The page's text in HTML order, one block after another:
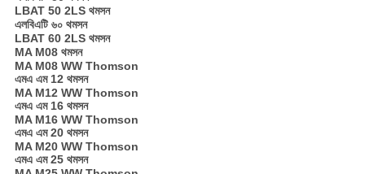
LBAT 50 2LS থমসন
এলবিএটি ৬০ থমসন
LBAT 60 2LS থমসন
MA M08 থমসন
MA M08 WW Thomson
এমএ এম 12 থমসন
MA M12 WW Thomson
এমএ এম 16 ​​থমসন
MA M16 WW Thomson
এমএ এম 20 থমসন
MA M20 WW Thomson
এমএ এম 25 থমসন